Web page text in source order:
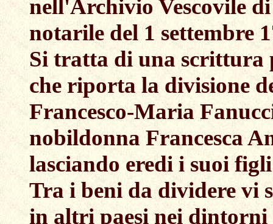
nell'Archivio Vescovile
notarile del 1 settembre
Si tratta di una scrittura
che riporta la divisione
Francesco-Maria
nobildonna Francesca
lasciando eredi i suoi
Tra i beni da dividere vi
in altri paesi nei